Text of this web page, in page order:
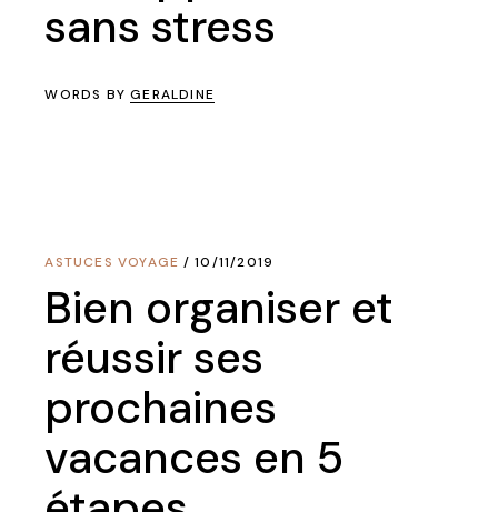
sans stress
WORDS BYGERALDINE
ASTUCES VOYAGE 10/11/2019
Bien organiser et
réussir ses
prochaines
vacances en 5